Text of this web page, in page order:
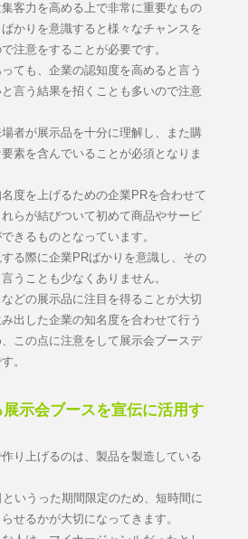
客力を高める上で非常に重要なもの
かりを意識すると様々なチャンスを
注意をすることが必要です。
ても、企業の認知度を高めると言う
言う結果を招くことも多いので注意
者が展示品を十分に理解し、また購
素を含んでいることが必須となりま
度を上げるための企業PRを合わせて
らが結びついて初めて商品やサービ
きるものとなっています。
る際に企業PRばかりを意識し、その
うことも少なくありません。
どの展示品に注目を得ることが大切
出した企業の知名度を合わせて行う
この点に注意をして展示会ブースデ
。
示会ブースを宣伝に活用す
り上げるのは、製品を製造している
いうった期間限定のため、短時間に
せるかが大切になってきます。